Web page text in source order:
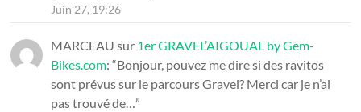
Juin 27, 19:26
MARCEAU sur 1er GRAVEL’AIGOUAL by Gem-
Bikes.com: “Bonjour, pouvez me dire si des ravitos
sont prévus sur le parcours Gravel? Merci car je n’ai
pas trouvé de…”